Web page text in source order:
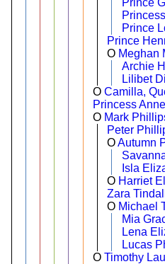
Prince
Prince
O Meghan
Archie
Lilibet
OCamilla,
Princess
O Mark
Peter
OAutumn
Isla
O Harriet
Zara
O Michael
Mia
Lena
Lucas
OTimothy